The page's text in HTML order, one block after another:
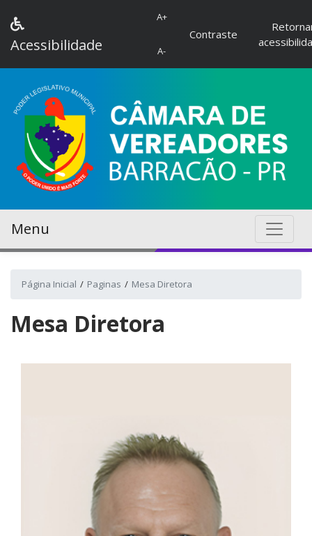
Acessibilidade
A+
A-
Contraste
Menu
Página Inicial Paginas Mesa Diretora
Mesa Diretora